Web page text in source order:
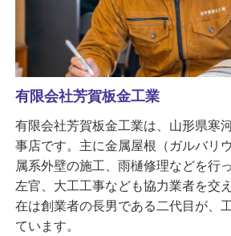
有限会社芳賀板金工業
有限会社芳賀板金工業は、山形県寒
事店です。主に金属屋根（ガルバリ
属系外壁の施工、雨樋修理などを行
左官、大工工事なども協力業者を交
在は創業者の長男である二代目が、
ています。